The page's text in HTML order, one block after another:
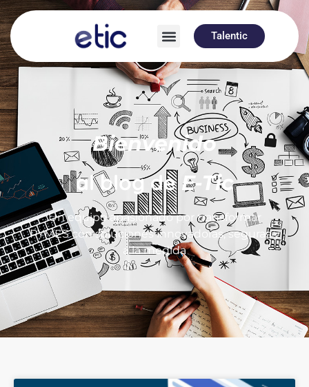
Talentic
Bienvenido
al blog deE-Tic
Un equipo apasionado por transformar
PYMES con soluciones innovadoras, seguras y
a la medida